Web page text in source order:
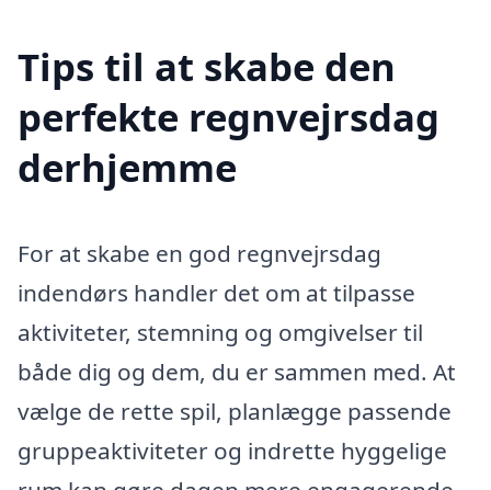
Tips til at skabe den
perfekte regnvejrsdag
derhjemme
For at skabe en god regnvejrsdag
indendørs handler det om at tilpasse
aktiviteter, stemning og omgivelser til
både dig og dem, du er sammen med. At
vælge de rette spil, planlægge passende
gruppeaktiviteter og indrette hyggelige